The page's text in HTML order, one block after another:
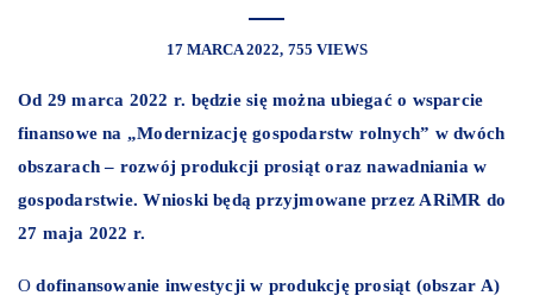
17 MARCA 2022 755 VIEWS
Od 29 marca 2022 r. będzie się można ubiegać o wsparcie
finansowe na „Modernizację gospodarstw rolnych” w dwóch
obszarach – rozwój produkcji prosiąt oraz nawadniania w
gospodarstwie. Wnioski będą przyjmowane przez ARiMR do
27 maja 2022 r.
Odofinansowanie inwestycji w produkcję prosiąt (obszar A)